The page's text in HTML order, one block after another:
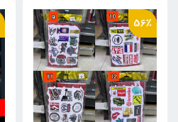
29٪